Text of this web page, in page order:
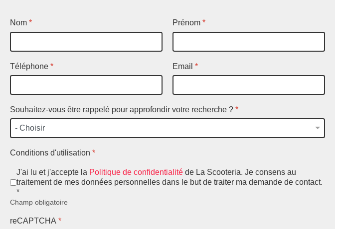
Nom * Prénom *
Téléphone * Email *
Souhaitez-vous être rappelé pour approfondir votre recherche ? *
Conditions d'utilisation *
J'ai lu et j'accepte la Politique de confidentialité de La Scooteria. Je consens au
traitement de mes données personnelles dans le but de traiter ma demande de contact.
*
Champ obligatoire
reCAPTCHA *